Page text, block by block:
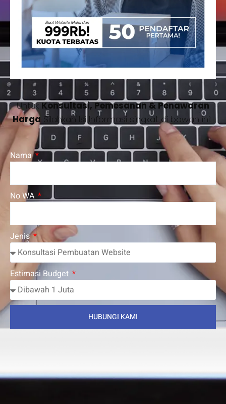
UntukKonsultasi, Pemesanan & Penawaran
Harga Silahkan Isi Informasi singkat di bawah ini:
Nama
No WA
Jenis
Estimasi Budget
HUBUNGI KAMI